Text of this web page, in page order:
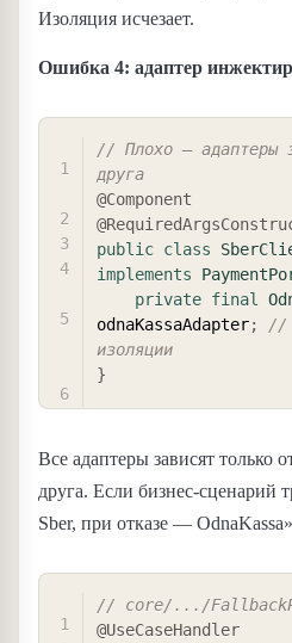
Изоляция исчезает.
Ошибка 4: адаптер
// Плохо — адаптеры
друга
@Component
public class
implements
private final
odnaKassaAdapter;
//
изоляции
}
Все адаптеры зависят только
друга. Если бизнес-сценарий
Sber, при отказе —
// core/.../
@UseCaseHandler